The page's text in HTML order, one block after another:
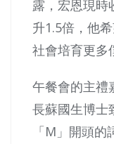
露，宏恩現時
升1.5倍，他
社會培育更多
午餐會的主禮
長蘇國生博士
「M」開頭